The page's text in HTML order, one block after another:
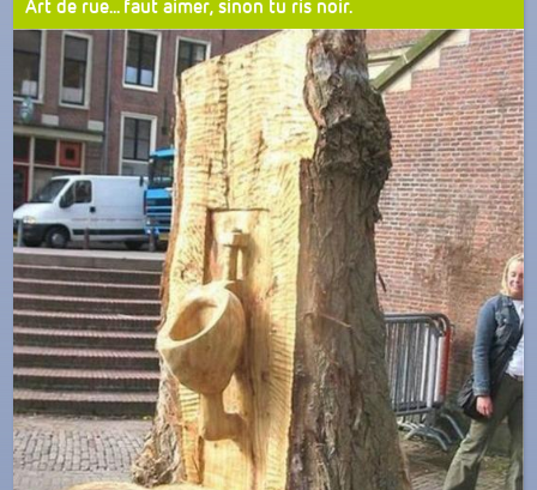
Art de rue... faut aimer, sinon tu ris noir.